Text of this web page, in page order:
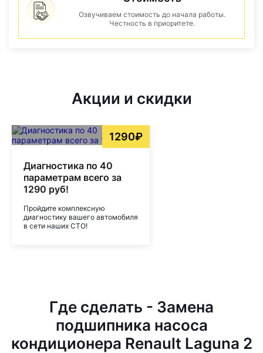
Озвучиваем стоимость до начала работы.
Честность в приоритете.
Акции и скидки
1290₽
Диагностика по 40
параметрам всего за
1290 руб!
Пройдите комплексную
диагностику вашего автомобиля
в сети наших СТО!
Где сделать - Замена
подшипника насоса
кондиционера Renault Laguna 2